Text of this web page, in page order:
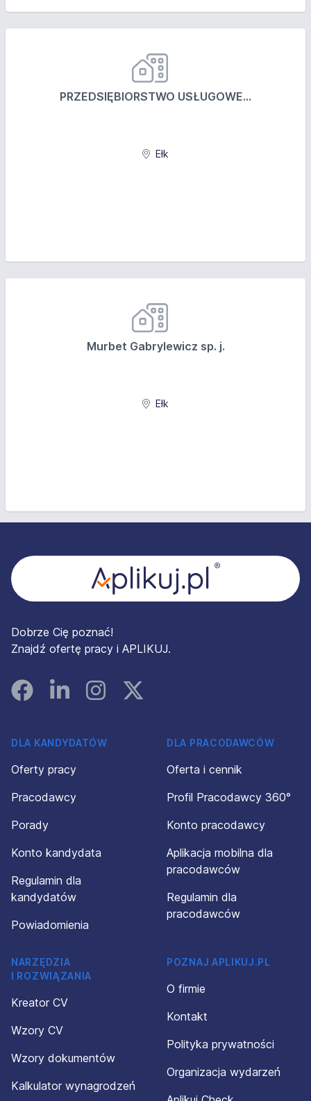
PRZEDSIĘBIORSTWO USŁUGOWE...
Ełk
Murbet Gabrylewicz sp. j.
Ełk
Dobrze Cię poznać!
Znajdź ofertę pracy i APLIKUJ.
FacebookLinked InInstagramInstagram
DLA KANDYDATÓW
Oferty pracy
Pracodawcy
Porady
Konto kandydata
Regulamin dla
kandydatów
Powiadomienia
DLA PRACODAWCÓW
Oferta i cennik
Profil Pracodawcy 360°
Konto pracodawcy
Aplikacja mobilna dla
pracodawców
Regulamin dla
pracodawców
NARZĘDZIA
I ROZWIĄZANIA
Kreator CV
Wzory CV
Wzory dokumentów
Kalkulator wynagrodzeń
POZNAJ APLIKUJ.PL
O firmie
Kontakt
Polityka prywatności
Organizacja wydarzeń